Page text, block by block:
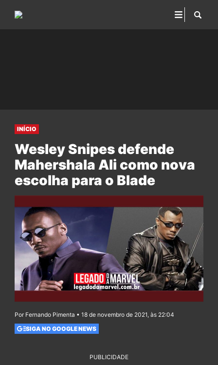
INÍCIO
Wesley Snipes defende
Mahershala Ali como nova
escolha para o Blade
Por Fernando Pimenta • 18 de novembro de 2021, às 22:04
SIGA NO GOOGLE NEWS
PUBLICIDADE